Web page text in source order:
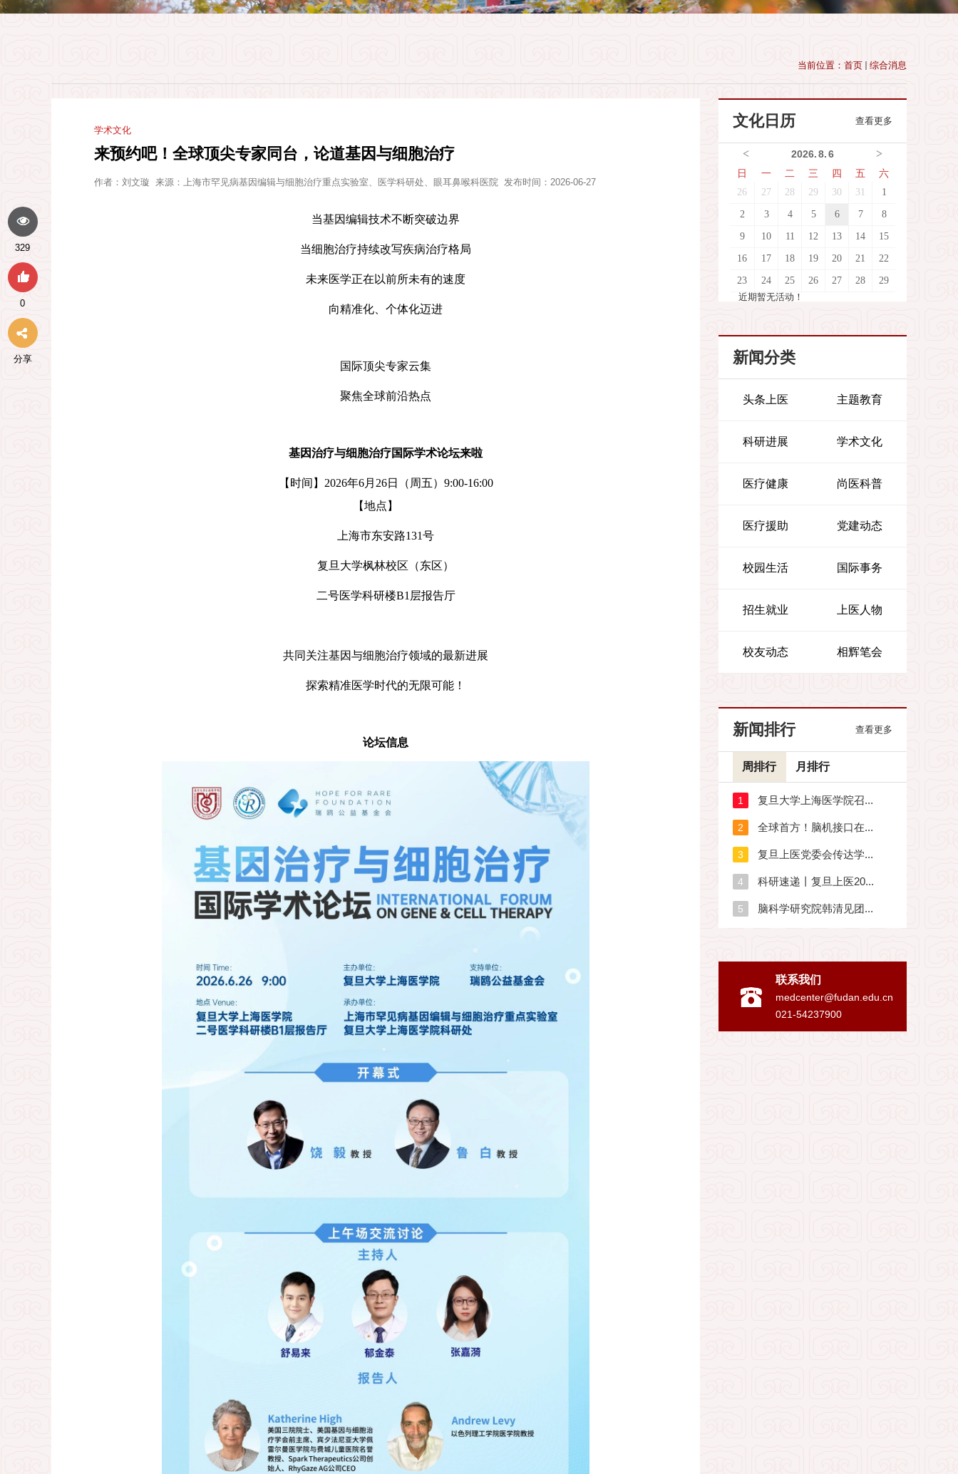
当前位置： 首页 综合消息
学术文化
来预约吧！全球顶尖专家同台，论道基因与细胞治疗
作者： 刘文璇 来源： 上海市罕见病基因编辑与细胞治疗重点实验室、医学科研处、眼耳鼻喉科医院 发布时间：2026-06-27
当基因编辑技术不断突破边界
当细胞治疗持续改写疾病治疗格局
未来医学正在以前所未有的速度
向精准化、个体化迈进
国际顶尖专家云集
聚焦全球前沿热点
基因治疗与细胞治疗国际学术论坛来啦
【时间】2026年6月 26日（周五） 9:00-16:00
【地点】
上海市东安路131号
复旦大学枫林校区（东区）
二号医学科研楼B1 层报告厅
共同关注基因与细胞治疗领域的最新进展
探索精准医学时代的无限可能！
论坛信息
329
0
分享
文化日历 查看更多
< >
2026.8.6
日
一 二 三 四 五 六
26 27 28 29 30 31 1
2 3 4 5 6 7 8
9 10 11 12 13 14 15
16 17 18 19 20 21 22
23 24 25 26 27 28
29
近期暂无活动！
新闻分类
头条上医 主题教育
科研进展 学术文化
医疗健康 尚医科普
医疗援助 党建动态
校园生活 国际事务
招生就业 上医人物
校友动态 相辉笔会
新闻排行 查看更多
周排行 月排行
联系我们
medcenter@fudan.edu.cn
021-54237900